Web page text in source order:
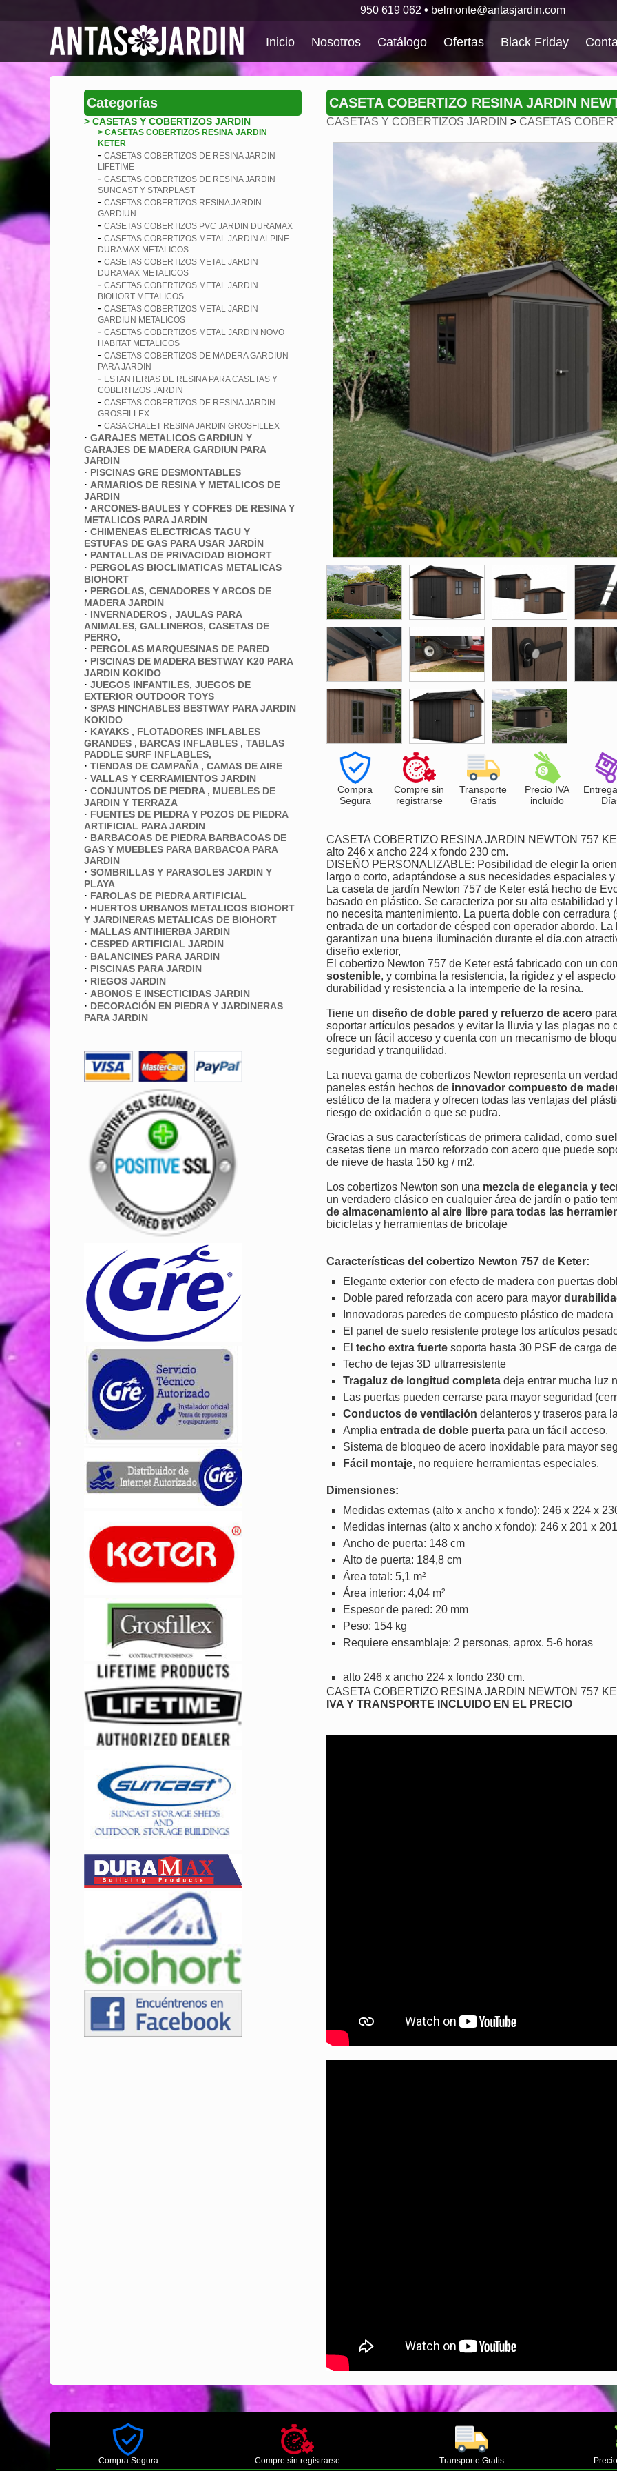
950 619 062 • belmonte@antasjardin.com
Inicio Nosotros Catálogo Ofertas Black Friday
Categorías
> CASETAS Y COBERTIZOS JARDIN
> CASETAS COBERTIZOS RESINA JARDIN
KETER
- CASETAS COBERTIZOS DE RESINA JARDIN
LIFETIME
- CASETAS COBERTIZOS DE RESINA JARDIN
SUNCAST Y STARPLAST
- CASETAS COBERTIZOS RESINA JARDIN
GARDIUN
- CASETAS COBERTIZOS PVC JARDIN DURAMAX
- CASETAS COBERTIZOS METAL JARDIN ALPINE
DURAMAX METALICOS
- CASETAS COBERTIZOS METAL JARDIN
DURAMAX METALICOS
- CASETAS COBERTIZOS METAL JARDIN
BIOHORT METALICOS
- CASETAS COBERTIZOS METAL JARDIN
GARDIUN METALICOS
- CASETAS COBERTIZOS METAL JARDIN NOVO
HABITAT METALICOS
- CASETAS COBERTIZOS DE MADERA GARDIUN
PARA JARDIN
- ESTANTERIAS DE RESINA PARA CASETAS Y
COBERTIZOS JARDIN
- CASETAS COBERTIZOS DE RESINA JARDIN
GROSFILLEX
- CASA CHALET RESINA JARDIN GROSFILLEX
· GARAJES METALICOS GARDIUN Y
GARAJES DE MADERA GARDIUN PARA
JARDIN
· PISCINAS GRE DESMONTABLES
· ARMARIOS DE RESINA Y METALICOS DE
JARDIN
· ARCONES-BAULES Y COFRES DE RESINA Y
METALICOS PARA JARDIN
· CHIMENEAS ELECTRICAS TAGU Y
ESTUFAS DE GAS PARA USAR JARDÍN
· PANTALLAS DE PRIVACIDAD BIOHORT
· PERGOLAS BIOCLIMATICAS METALICAS
BIOHORT
· PERGOLAS, CENADORES Y ARCOS DE
MADERA JARDIN
· INVERNADEROS , JAULAS PARA
ANIMALES, GALLINEROS, CASETAS DE
PERRO,
· PERGOLAS MARQUESINAS DE PARED
· PISCINAS DE MADERA BESTWAY K20 PARA
JARDIN KOKIDO
· JUEGOS INFANTILES, JUEGOS DE
EXTERIOR OUTDOOR TOYS
· SPAS HINCHABLES BESTWAY PARA JARDIN
KOKIDO
· KAYAKS , FLOTADORES INFLABLES
GRANDES , BARCAS INFLABLES , TABLAS
PADDLE SURF INFLABLES,
· TIENDAS DE CAMPAÑA , CAMAS DE AIRE
· VALLAS Y CERRAMIENTOS JARDIN
· CONJUNTOS DE PIEDRA , MUEBLES DE
JARDIN Y TERRAZA
· FUENTES DE PIEDRA Y POZOS DE PIEDRA
ARTIFICIAL PARA JARDIN
· BARBACOAS DE PIEDRA BARBACOAS DE
GAS Y MUEBLES PARA BARBACOA PARA
JARDIN
· SOMBRILLAS Y PARASOLES JARDIN Y
PLAYA
· FAROLAS DE PIEDRA ARTIFICIAL
· HUERTOS URBANOS METALICOS BIOHORT
Y JARDINERAS METALICAS DE BIOHORT
· MALLAS ANTIHIERBA JARDIN
· CESPED ARTIFICIAL JARDIN
· BALANCINES PARA JARDIN
· PISCINAS PARA JARDIN
· RIEGOS JARDIN
· ABONOS E INSECTICIDAS JARDIN
· DECORACIÓN EN PIEDRA Y JARDINERAS
PARA JARDIN
CASETA COBERTIZO RESINA JARDIN
CASETAS Y COBERTIZOS JARDIN > CASETAS
Compra
Segura
Compre sin
registrarse
Transporte
Gratis
Precio IVA
incluído
CASETA COBERTIZO RESINA JARDIN NEWTON 757
alto 246 x ancho 224 x fondo 230 cm.
DISEÑO PERSONALIZABLE: Posibilidad de elegir la
largo o corto, adaptándose a sus necesidades espaciales
La caseta de jardín Newton 757 de Keter está hecho de
basado en plástico. Se caracteriza por su alta estabilidad
no necesita mantenimiento. La puerta doble con
entrada de un cortador de césped con operador abordo.
garantizan una buena iluminación durante el día.con
diseño exterior,
El cobertizo Newton 757 de Keter está fabricado con un
sostenible, y combina la resistencia, la rigidez y el
durabilidad y resistencia a la intemperie de la resina.
Tiene un diseño de doble pared y refuerzo de acero
soportar artículos pesados ​​y evitar la lluvia y las plagas
ofrece un fácil acceso y cuenta con un mecanismo de
seguridad y tranquilidad.
La nueva gama de cobertizos Newton representa un
paneles están hechos de innovador compuesto de
estético de la madera y ofrecen todas las ventajas del
riesgo de oxidación o que se pudra.
Gracias a sus características de primera calidad, como
casetas tiene un marco reforzado con acero que puede
de nieve de hasta 150 kg / m2.
Los cobertizos Newton son una mezcla de elegancia y
un verdadero clásico en cualquier área de jardín o patio
de almacenamiento al aire libre para todas las
bicicletas y herramientas de bricolaje
Características del cobertizo Newton 757 de Keter:
Elegante exterior con efecto de madera con puertas
Doble pared reforzada con acero para mayor
Innovadoras paredes de compuesto plástico de
El panel de suelo resistente protege los artículos
El techo extra fuerte soporta hasta 30 PSF de carga
Techo de tejas 3D ultrarresistente
Tragaluz de longitud completa deja entrar mucha luz
Las puertas pueden cerrarse para mayor seguridad
Conductos de ventilación delanteros y traseros para
Amplia entrada de doble puerta para un fácil acceso.
Sistema de bloqueo de acero inoxidable para mayor
Fácil montaje, no requiere herramientas especiales.
Dimensiones:
Medidas externas (alto x ancho x fondo): 246 x 224 x
Medidas internas (alto x ancho x fondo): 246 x 201 x
Ancho de puerta: 148 cm
Alto de puerta: 184,8 cm
Área total: 5,1 m²
Área interior: 4,04 m²
Espesor de pared: 20 mm
Peso: 154 kg
Requiere ensamblaje: 2 personas, aprox. 5-6 horas
alto 246 x ancho 224 x fondo 230 cm.
CASETA COBERTIZO RESINA JARDIN NEWTON 757
IVA Y TRANSPORTE INCLUIDO EN EL PRECIO
Compra Segura Compre sin registrarse Transporte Gratis